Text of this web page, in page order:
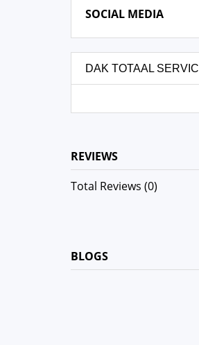
SOCIAL MEDIA
DAK TOTAAL
REVIEWS
Total Reviews (0)
BLOGS